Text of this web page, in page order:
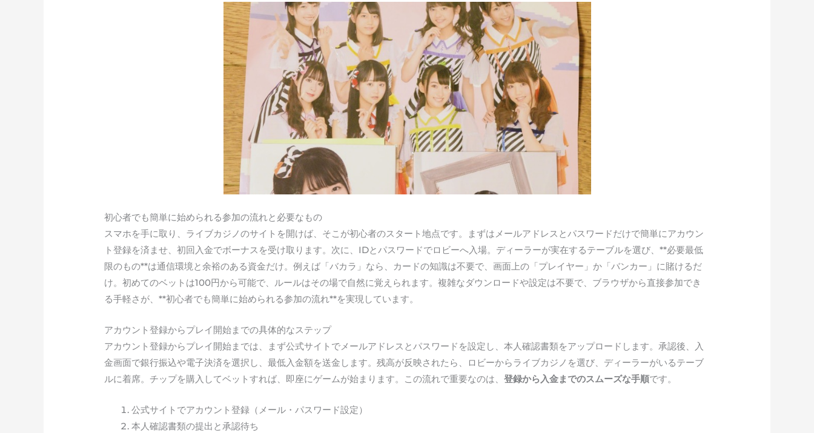
初心者でも簡単に始められる参加の流れと必要なもの
スマホを手に取り、ライブカジノのサイトを開けば、そこが初心者のスタート地点です。まずはメールアドレスとパスワードだけで簡単にアカウン
ト登録を済ませ、初回入金でボーナスを受け取ります。次に、IDとパスワードでロビーへ入場。ディーラーが実在するテーブルを選び、**必要最低
限のもの**は通信環境と余裕のある資金だけ。例えば「バカラ」なら、カードの知識は不要で、画面上の「プレイヤー」か「バンカー」に賭けるだ
け。初めてのベットは100円から可能で、ルールはその場で自然に覚えられます。複雑なダウンロードや設定は不要で、ブラウザから直接参加でき
る手軽さが、**初心者でも簡単に始められる参加の流れ**を実現しています。
アカウント登録からプレイ開始までの具体的なステップ
アカウント登録からプレイ開始までは、まず公式サイトでメールアドレスとパスワードを設定し、本人確認書類をアップロードします。承認後、入
金画面で銀行振込や電子決済を選択し、最低入金額を送金します。残高が反映されたら、ロビーからライブカジノを選び、ディーラーがいるテーブ
ルに着席。チップを購入してベットすれば、即座にゲームが始まります。この流れで重要なのは、登録から入金までのスムーズな手順です。
公式サイトでアカウント登録（メール・パスワード設定）
本人確認書類の提出と承認待ち